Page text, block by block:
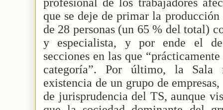
que se deje de primar la
de 28 personas (un 65 % del total)
y especialista, y por ende el
secciones en las que
categoría”. Por último, la Sala
existencia de un grupo de
de jurisprudencia del TS, aunque